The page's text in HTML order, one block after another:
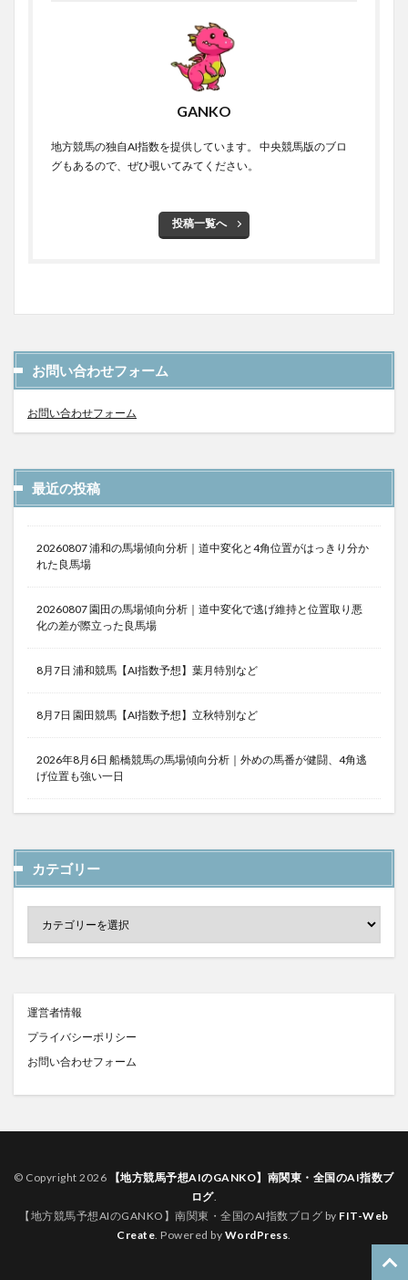
GANKO
地方競馬の独自AI指数を提供しています。 中央競馬版のブロ
グもあるので、ぜひ覗いてみてください。
投稿一覧へ
お問い合わせフォーム
お問い合わせフォーム
最近の投稿
20260807 浦和の馬場傾向分析｜道中変化と4角位置がはっきり分か
れた良馬場
20260807 園田の馬場傾向分析｜道中変化で逃げ維持と位置取り悪
化の差が際立った良馬場
8月7日 浦和競馬【AI指数予想】葉月特別など
8月7日 園田競馬【AI指数予想】立秋特別など
2026年8月6日 船橋競馬の馬場傾向分析｜外めの馬番が健闘、4角逃
げ位置も強い一日
カテゴリー
運営者情報
プライバシーポリシー
お問い合わせフォーム
© Copyright 2026
【地方競馬予想AIのGANKO】南関東・全国のAI指数ブ
ログ.
【地方競馬予想AIのGANKO】南関東・全国のAI指数ブログ by FIT-Web
Create. Powered by WordPress.